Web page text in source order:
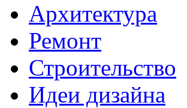
Архитектура
Ремонт
Строительство
Идеи дизайна